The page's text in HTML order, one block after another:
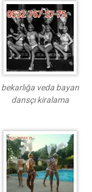
bekarlığa veda bayan
dansçı kiralama